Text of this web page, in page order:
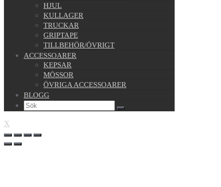
HJUL
KULLAGER
TRUCKAR
GRIPTAPE
TILLBEHÖR/ÖVRIGT
ACCESSOARER
KEPSAR
MÖSSOR
ÖVRIGA ACCESSOARER
BLOGG
X